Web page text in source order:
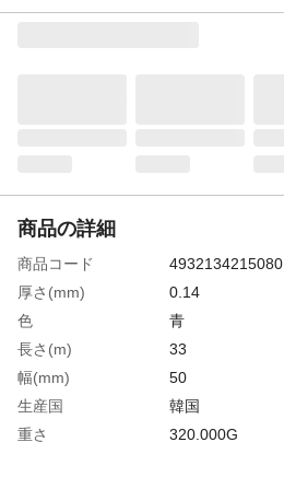
商品の詳細
商品コード
4932134215080
厚さ(mm)
0.14
色
青
長さ(m)
33
幅(mm)
50
生産国
韓国
重さ
320.000G